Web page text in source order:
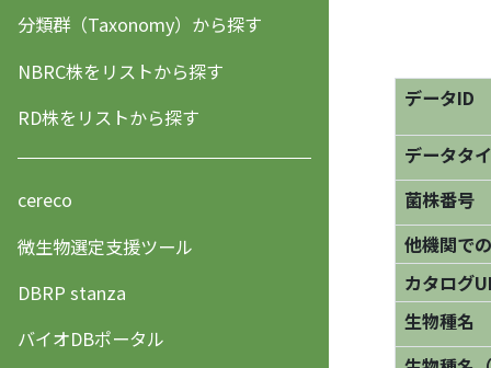
分類群（Taxonomy）から探す
NBRC株をリストから探す
RD株をリストから探す
cereco
微生物選定支援ツール
DBRP stanza
バイオDBポータル
データID
データタ
菌株番号
他機関で
カタログ
生物種名